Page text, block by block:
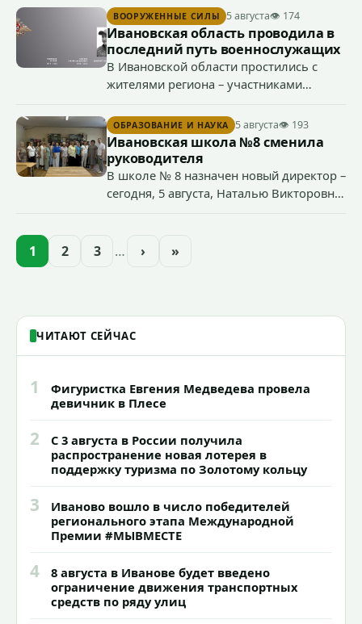
прекращении права управления транспортными
средствами 38-летним водителем.
ВООРУЖЕННЫЕ СИЛЫ 5 августа👁 174
Ивановская область проводила в
последний путь военнослужащих
В Ивановской области простились с
жителями региона – участниками
Сергеем Глазковым, Дмитрием
Хохловым и Сергеем Павленко.
ОБРАЗОВАНИЕ И НАУКА 5 августа👁 193
Ивановская школа №8 сменила
руководителя
В школе № 8 назначен новый директор –
сегодня, 5 августа, Наталью Викторовну
образовательного учреждения.
1 2 3 … › »
ЧИТАЮТ СЕЙЧАС
1
Фигуристка Евгения Медведева провела
девичник в Плесе
2
С 3 августа в России получила
распространение новая лотерея в
поддержку туризма по Золотому кольцу
3
Иваново вошло в число победителей
регионального этапа Международной
Премии #МЫВМЕСТЕ
4
8 августа в Иванове будет введено
ограничение движения транспортных
средств по ряду улиц